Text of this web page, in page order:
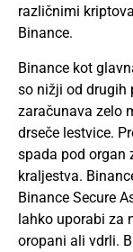
različnimi
Binance.
Binance kot
so nižji od drugih
zaračunava zelo
drseče lestvice.
spada pod organ
kraljestva.
Binance Secure
lahko uporabi za
oropani ali vdrli.